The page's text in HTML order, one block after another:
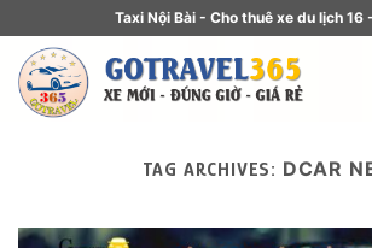
Taxi Nội Bài - Cho thuê xe du lịch 16
TAG ARCHIVES: DCAR